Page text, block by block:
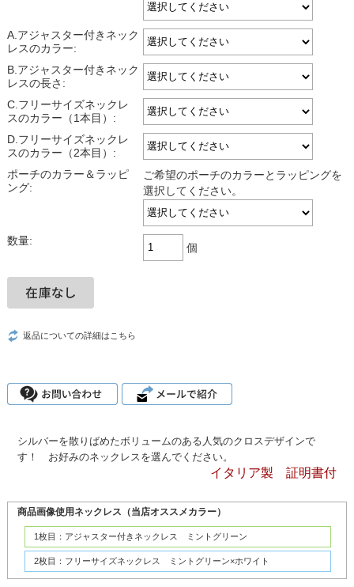
A.アジャスター付きネック
レスのカラー:
B.アジャスター付きネック
レスの長さ:
C.フリーサイズネックレ
スのカラー（1本目）:
D.フリーサイズネックレ
スのカラー（2本目）:
ポーチのカラー＆ラッピ
ング:
ご希望のポーチのカラーとラッピングを
選択してください。
数量:
個
返品についての詳細はこちら
シルバーを散りばめたボリュームのある人気のクロスデザインで
す！ お好みのネックレスを選んでください。
イタリア製 証明書付
商品画像使用ネックレス（当店オススメカラー）
1枚目：アジャスター付きネックレス ミントグリーン
2枚目：フリーサイズネックレス ミントグリーン×ホワイト